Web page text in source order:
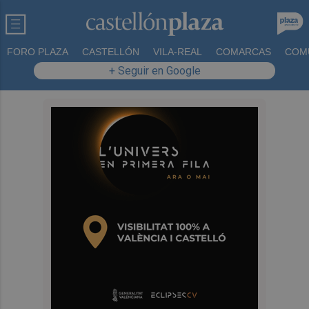
FORO PLAZA CASTELLÓN VILA-REAL COMARCAS
+ Seguir en Google